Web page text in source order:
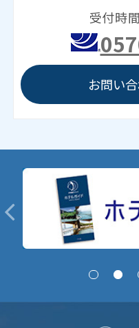
受付時
お問い